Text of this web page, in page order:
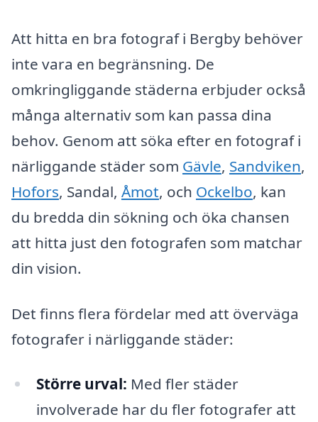
Att hitta en bra fotograf i Bergby behöver
inte vara en begränsning. De
omkringliggande städerna erbjuder också
många alternativ som kan passa dina
behov. Genom att söka efter en fotograf i
närliggande städer som Gävle, Sandviken,
Hofors, Sandal, Åmot, och Ockelbo, kan
du bredda din sökning och öka chansen
att hitta just den fotografen som matchar
din vision.
Det finns flera fördelar med att överväga
fotografer i närliggande städer:
Större urval: Med fler städer
involverade har du fler fotografer att